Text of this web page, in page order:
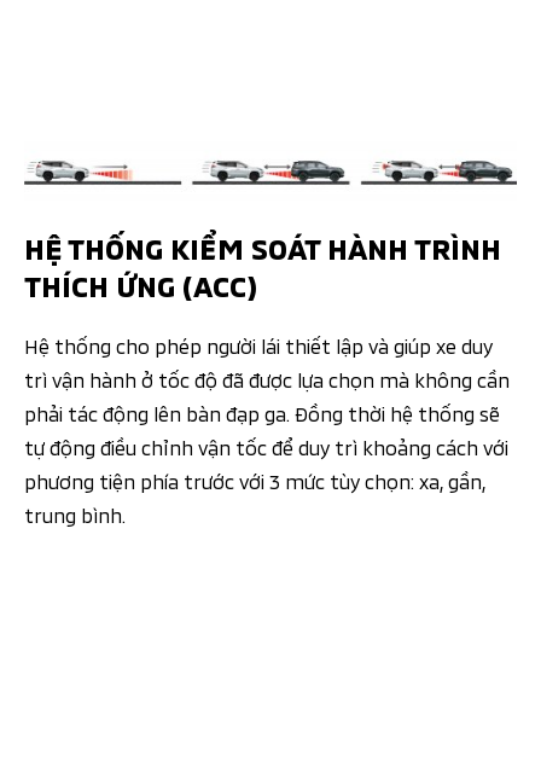
HỆ THỐNG KIỂM SOÁT HÀNH TRÌNH
THÍCH ỨNG (ACC)
Hệ thống cho phép người lái thiết lập và giúp xe duy
trì vận hành ở tốc độ đã được lựa chọn mà không cần
phải tác động lên bàn đạp ga. Đồng thời hệ thống sẽ
tự động điều chỉnh vận tốc để duy trì khoảng cách với
phương tiện phía trước với 3 mức tùy chọn: xa, gần,
trung bình.